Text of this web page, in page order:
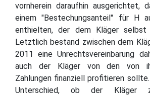
vornherein daraufhin ausgerichtet,
einem "Bestechungsanteil" für H
enthielten, der dem Kläger selbst
Letztlich bestand zwischen dem
2011 eine Unrechtsvereinbarung
auch der Kläger von den von
Zahlungen finanziell profitieren
Unterschied, ob der Kläger